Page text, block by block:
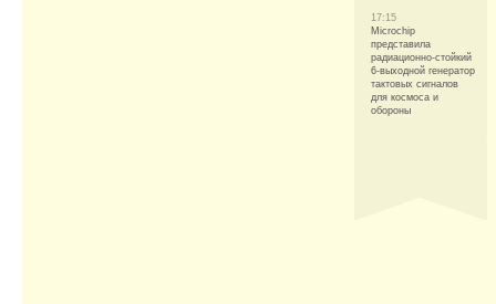
17:15
Microchip
представила
радиационно-стойкий
6-выходной генератор
тактовых сигналов
для космоса и
обороны